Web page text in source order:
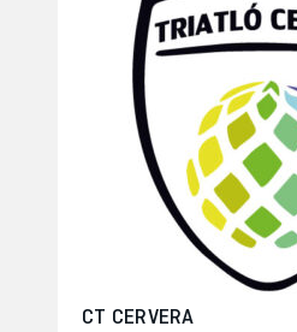
CT CERVERA